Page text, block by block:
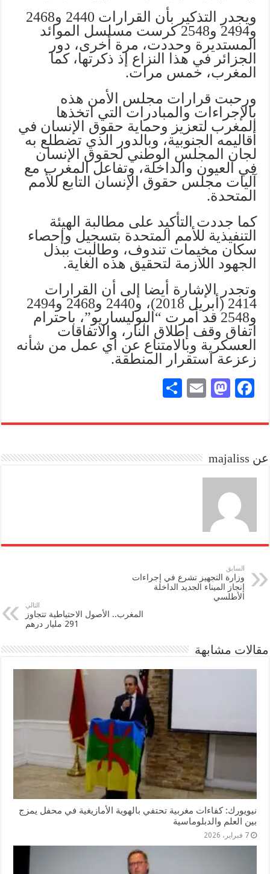
ويجدر التذكير بأن القرارات 2440 و2468
و2494 و2548 كرست مسلسل الموائد
المستديرة وحددت، مرة أخرى، دور
الجزائر في هذا النزاع إذ ذكرتها، كما
المغرب، خمس مرات.
ورحبت قرارات مجلس الأمن هذه
بالإجراءات والمبادرات التي اتخذها
المغرب لتعزيز وحماية حقوق الإنسان في
أقاليمه الجنوبية، وبالدور الذي تضطلع به
لجان المجلس الوطني لحقوق الإنسان
في العيون والداخلة، وتفاعل المغرب مع
آليات مجلس حقوق الإنسان التابع للأمم
المتحدة.
كما جددت التأكيد على مطالبة الهيئة
التنفيذية للأمم المتحدة بتسجيل وإحصاء
سكان مخيمات تندوف، وطالبت ببذل
الجهود اللازمة لتحقيق هذه الغاية.
وتجدر الإشارة أيضا إلى أن القرارات
2414 (أبريل 2018)، و2440 و2468 و2494
و2548 قد أمرت “البوليساريو”، باحترام
اتفاق وقف إطلاق النار، والاتفاقات
العسكرية وبالامتناع عن أي عمل من شأنه
زعزعة استقرار المنطقة.
Fa
bo
M
to
n
E
ail
re
عن majaliss
السابق
وزارة التجهيز تشرع في إجراءات
إنجاز الميناء الجديد الداخلة
الأطلسي
التالي
المغرب.. الأصول الاحتياطية تتجاوز
291 مليار درهم
مقالات مشابهة
نيويورك: كفاءات مغربية تحتفي بالهوية الأمازيغية في محفل يمزج
بين العلم والدبلوماسية
7 فبراير، 2026